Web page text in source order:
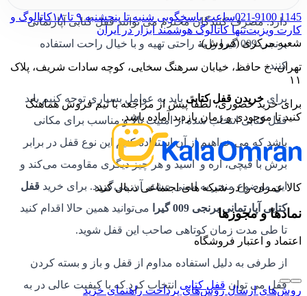
دارد. مصرف کنندگان محترم می توانند قفل کتابی آپارتمانی
برنجی 009 گیرا را به راحتی تهیه و با خیال راحت استفاده
کنند.
برای خریدن قفل کتابی باید به عوامل بسیاری توجه کنیم باید
قفل کتابی انتخاب شده از امنیت بالا و مناسب برای مکانی
باشد که می خواهیم از آن استفاده کنیم این نوع قفل در برابر
برش با قیچی، اره و اسید و هر چیز دیگری مقاومت می‌کند و
این موضوع منجر به ایمنی بیشتر آن می‌گردد. برای خرید قفل
کتابی آپارتمانی برنجی 009 گیرا
می‌توانید همین حالا اقدام کنید
تا طی مدت‌ زمان کوتاهی صاحب این قفل شوید.
از طرفی به دلیل استفاده مداوم از قفل و باز و بسته کردن
قفل می توان قفل کتابی انتخاب کرد که با کیفیت عالی در به
021-9100 1145ساعت پاسخگویی شنبه تا پنجشنبه ۹ تا ۱۸
کاتالوگ و
کارت ویزیتتنها کاتالوگ هوشمند ابزار در ایران
شعبه مرکزی (فروش):
تهران، خ حافظ، خیابان سرهنگ سخایی، کوچه سادات شریف، پلاک
۱۱
برای خرید حضوری، لطفاً پیش از مراجعه با تیم فروش هماهنگ
کنید تا موجودی و زمان بازدید آماده باشد.
کالا عمران را در شبکه های اجتماعی دنبال کنید
نمادها و مجوزها
اعتماد و اعتبار فروشگاه
روش‌های ارسال روش‌های پرداخت راهنمای خرید